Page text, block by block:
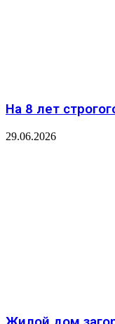
На 8 лет
29.06.2026